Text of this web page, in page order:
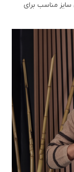
بافت زنبوری ترند 2024 - فری سایز مناسب برای